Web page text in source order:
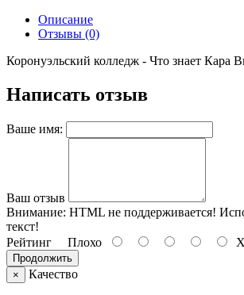
Описание
Отзывы (0)
Коронуэльский колледж - Что знает Кара
Написать отзыв
Ваше имя:
Ваш отзыв
Внимание: HTML не поддерживается!
текст!
Рейтинг Плохо
Продолжить
×
Качество